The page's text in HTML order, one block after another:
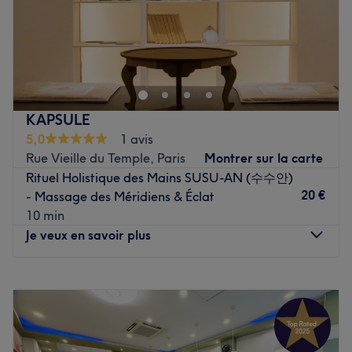
Installé dans le 9ᵉ arrondissement de Paris, venez
découvrir l'institut de beauté Oh La La! Esthétique !
Profitez d'un merveilleux moment dans un cadre joliment
décoré où l'on se sent bien. Une professionnelle vous
reçoit avec le sourire pour vous proposer des prestations
personnalisées tout en répondant à vos besoins.
Transports publics les plus proches :
À quelques pas de l'arrêt de métro "Grands Boulevards'
desservi par les lignes 8 et 9.
L’équipe :
Nos coups de cœur :
L’atmosphère : On découvre une ambiance conviviale et
cocooning.
KAPSULE
5,0
1 avis
Rue Vieille du Temple, Paris
Montrer sur la carte
Rituel Holistique des Mains SUSU-AN (수수안)
- Massage des Méridiens & Éclat
10 min
20 €
Je veux en savoir plus
20:00
Mercredi
11:00–20:00
Jeudi
11:00–20:00